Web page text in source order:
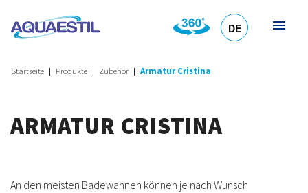
DE
Startseite Produkte Zubehör Armatur Cristina
ARMATUR CRISTINA
An den meisten Badewannen können je nach Wunsch